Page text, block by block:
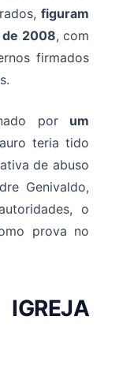
figuram
de 2008, com
firmados
por um
teria tido
de abuso
Genivaldo,
o
prova no